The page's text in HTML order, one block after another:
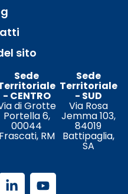
sito
Sede
- CENTRO
di Grotte
Portella 6,
00044
Frascati, RM
Sede
Territoriale
- SUD
Via Rosa
Jemma 103,
84019
Battipaglia,
SA